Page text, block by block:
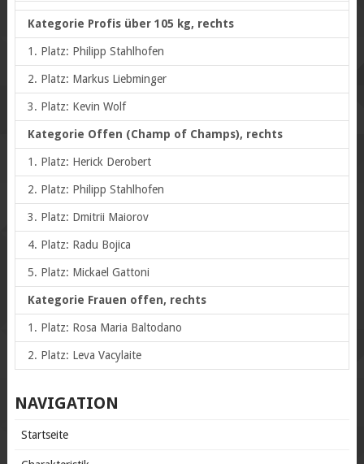
Kategorie Profis über 105 kg, rechts
1. Platz: Philipp Stahlhofen
2. Platz: Markus Liebminger
3. Platz: Kevin Wolf
Kategorie Offen (Champ of Champs), rechts
1. Platz: Herick Derobert
2. Platz: Philipp Stahlhofen
3. Platz: Dmitrii Maiorov
4. Platz: Radu Bojica
5. Platz: Mickael Gattoni
Kategorie Frauen offen, rechts
1. Platz: Rosa Maria Baltodano
2. Platz: Leva Vacylaite
NAVIGATION
Startseite